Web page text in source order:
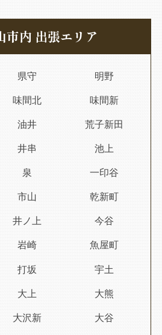
市内 出張エリア
県守 明野
味間北 味間新
油井 荒子新田
井串 池上
泉 一印谷
市山 乾新町
井ノ上 今谷
岩崎 魚屋町
打坂 宇土
大上 大熊
大沢新 大谷